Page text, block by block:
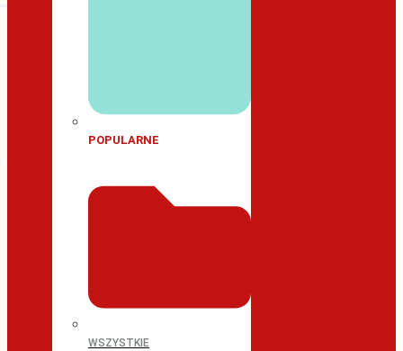
POPULARNE
WSZYSTKIE